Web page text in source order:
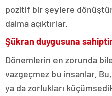
pozitif bir şeylere
daima açıktırlar.
Şükran duygusuna
Dönemlerin en zorunda
vazgeçmez bu insanlar.
ya da zorlukları